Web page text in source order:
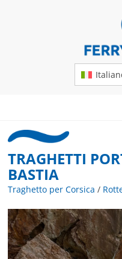
TRAGHETTI
BASTIA
Traghetto per Corsica /